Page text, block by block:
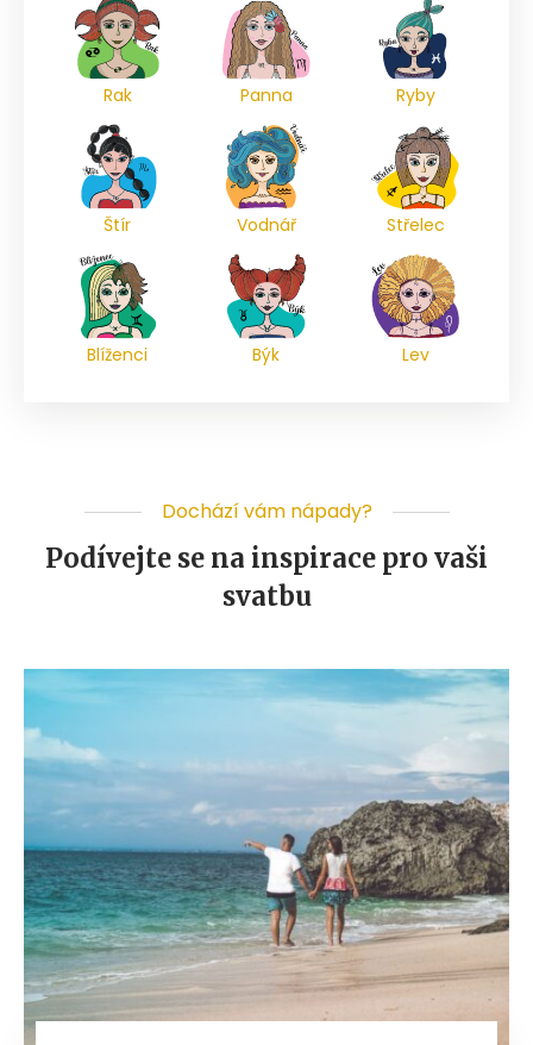
Rak Panna Ryby
Štír Vodnář Střelec
Blíženci Býk Lev
Dochází vám nápady?
Podívejte se na inspirace pro vaši
svatbu